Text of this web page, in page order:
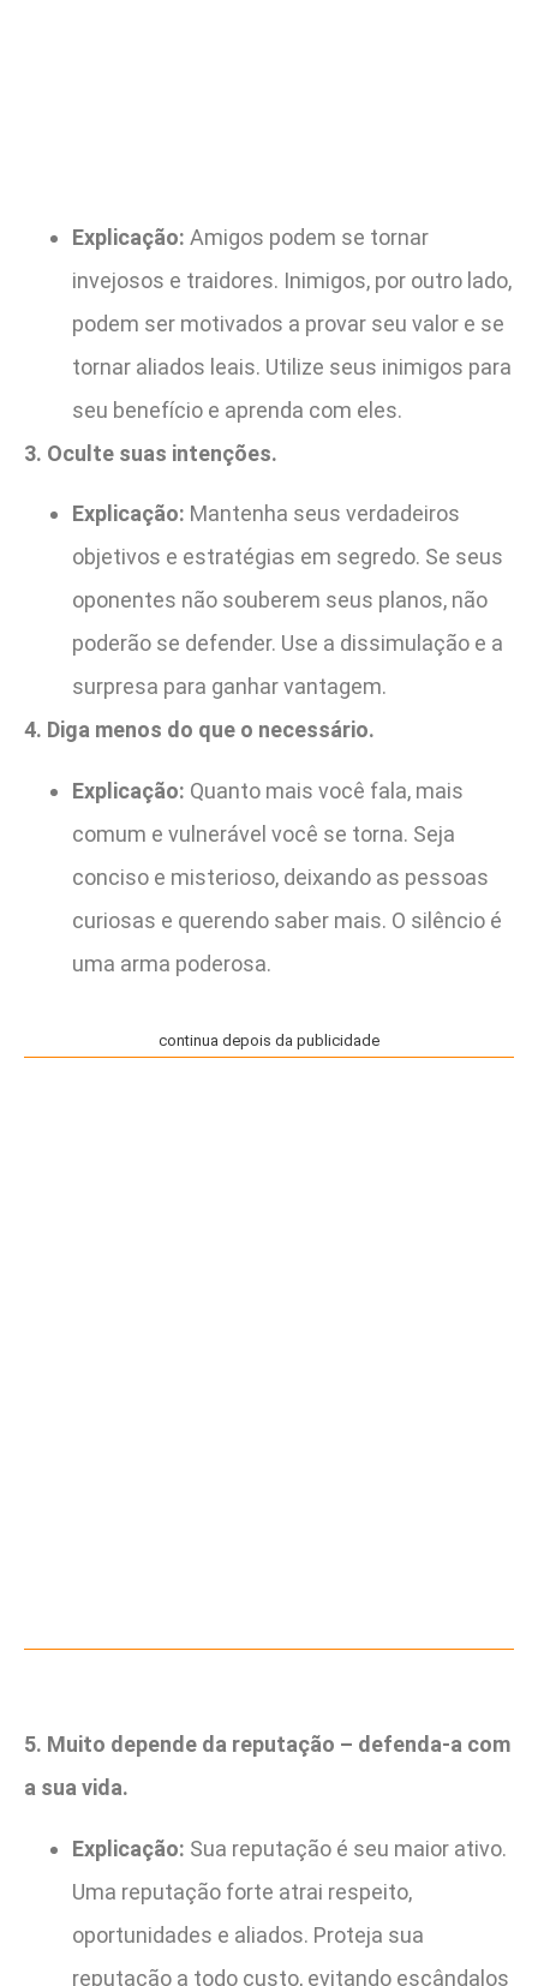
Explicação: Amigos podem se tornar
invejosos e traidores. Inimigos, por outro lado,
podem ser motivados a provar seu valor e se
tornar aliados leais. Utilize seus inimigos para
seu benefício e aprenda com eles.
3. Oculte suas intenções.
Explicação: Mantenha seus verdadeiros
objetivos e estratégias em segredo. Se seus
oponentes não souberem seus planos, não
poderão se defender. Use a dissimulação e a
surpresa para ganhar vantagem.
4. Diga menos do que o necessário.
Explicação: Quanto mais você fala, mais
comum e vulnerável você se torna. Seja
conciso e misterioso, deixando as pessoas
curiosas e querendo saber mais. O silêncio é
uma arma poderosa.
continua depois da publicidade
5. Muito depende da reputação – defenda-a com
a sua vida.
Explicação: Sua reputação é seu maior ativo.
Uma reputação forte atrai respeito,
oportunidades e aliados. Proteja sua
reputação a todo custo, evitando escândalos